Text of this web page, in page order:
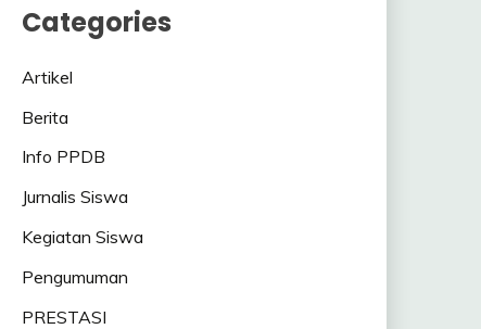
Categories
Artikel
Berita
Info PPDB
Jurnalis Siswa
Kegiatan Siswa
Pengumuman
PRESTASI